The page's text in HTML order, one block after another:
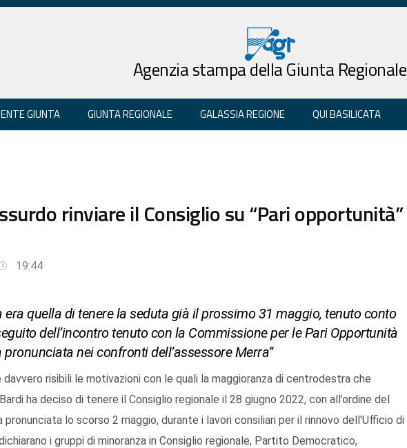
Agenzia stampa della Giunta Regionale
GIUNTA GIUNTA REGIONALE GALASSIA REGIONE QUI BASILICATA
rinviare il Consiglio su “Pari opportunità”
19:44
era quella di tenere la seduta già il prossimo 31 maggio, tenuto conto
dell’incontro tenuto con la Commissione per le Pari Opportunità
nei confronti dell’assessore Merra”
davvero risibili le motivazioni con le quali la maggioranza di centrodestra che
ha deciso di tenere il Consiglio regionale il 28 giugno 2022, con all’ordine del
lo scorso 2 maggio, durante i lavori consiliari per il rinnovo dell'Ufficio di
i gruppi di minoranza in Consiglio regionale, Partito Democratico,